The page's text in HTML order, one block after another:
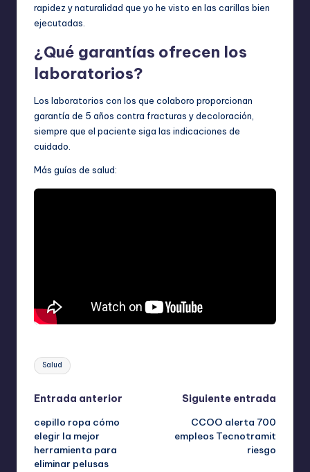
rapidez y naturalidad que yo he visto en las carillas bien
ejecutadas.
¿Qué garantías ofrecen los
laboratorios?
Los laboratorios con los que colaboro proporcionan
garantía de 5 años contra fracturas y decoloración,
siempre que el paciente siga las indicaciones de
cuidado.
Más guías de salud:
Etiquetas:
Salud
Navegación
de
entradas
Entrada anterior
cepillo ropa cómo
elegir la mejor
herramienta para
eliminar pelusas
Siguiente entrada
CCOO alerta 700
empleos Tecnotramit
riesgo